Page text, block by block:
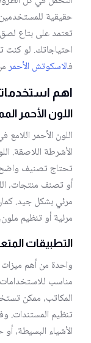
حقيقية للمستخدمين.
تعتمد على بتاع
احتياجاتك. لو كنت
فالاسكوتش الأحمر
اهم
اللون الأحمر
اللون الأحمر
الأشرطة اللاصقة.
تحتاج تصنيف واضح
أو تصنف منتجات،
مرئي بشكل جيد.
مرئية أو تنظيم
التطبيقات
واحدة من أهم
مناسب
المكاتب، ممكن
تنظيم المستندات.
الأشياء البسيطة،